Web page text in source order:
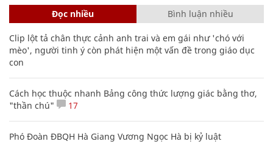
Đọc nhiều Bình luận nhiều
Clip lột tả chân thực cảnh anh trai và em gái như 'chó với
mèo', người tinh ý còn phát hiện một vấn đề trong giáo dục
con
Cách học thuộc nhanh Bảng công thức lượng giác bằng thơ,
"thần chú"
17
Phó Đoàn ĐBQH Hà Giang Vương Ngọc Hà bị kỷ luật